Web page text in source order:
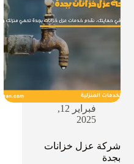
فبراير 12,
2025
شركة عزل خزانات
بجدة